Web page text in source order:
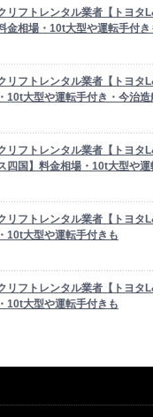
リフトレンタル業者【トヨタ
金相場・10t大型や運転手付き
リフトレンタル業者【トヨタ
10t大型や運転手付き・今治造
リフトレンタル業者【トヨタ
四国】料金相場・10t大型や運
リフトレンタル業者【トヨタ
10t大型や運転手付きも
リフトレンタル業者【トヨタ
10t大型や運転手付きも